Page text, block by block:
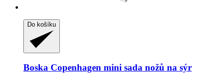
Do košíku
Boska Copenhagen mini sada nožů na sýr